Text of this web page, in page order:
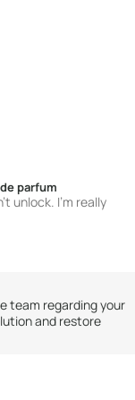
parfum
unlock. I'm really
team regarding your
and restore